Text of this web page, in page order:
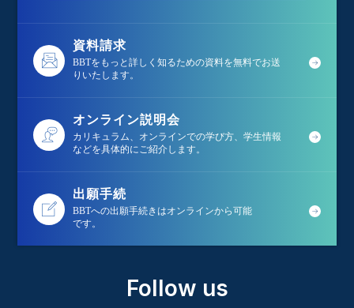
資料請求
BBTをもっと詳しく知るための資料を無料でお送
りいたします。
オンライン説明会
カリキュラム、オンラインでの学び方、学生情報
などを具体的にご紹介します。
出願手続
BBTへの出願手続きはオンラインから可能
です。
Follow us